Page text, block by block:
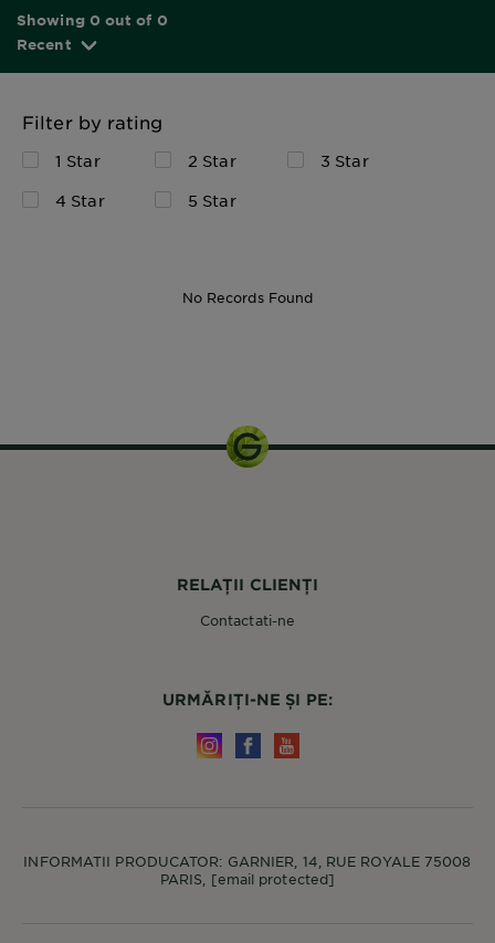
Showing 0 out of 0
Recent
Filter by rating
1 Star 2 Star
3 Star
4 Star
5 Star
No Records Found
RELAȚII CLIENȚI
Contactati-ne
URMĂRIȚI-NE ȘI PE:
INFORMATII PRODUCATOR: GARNIER, 14, RUE ROYALE 75008
PARIS, [email protected]